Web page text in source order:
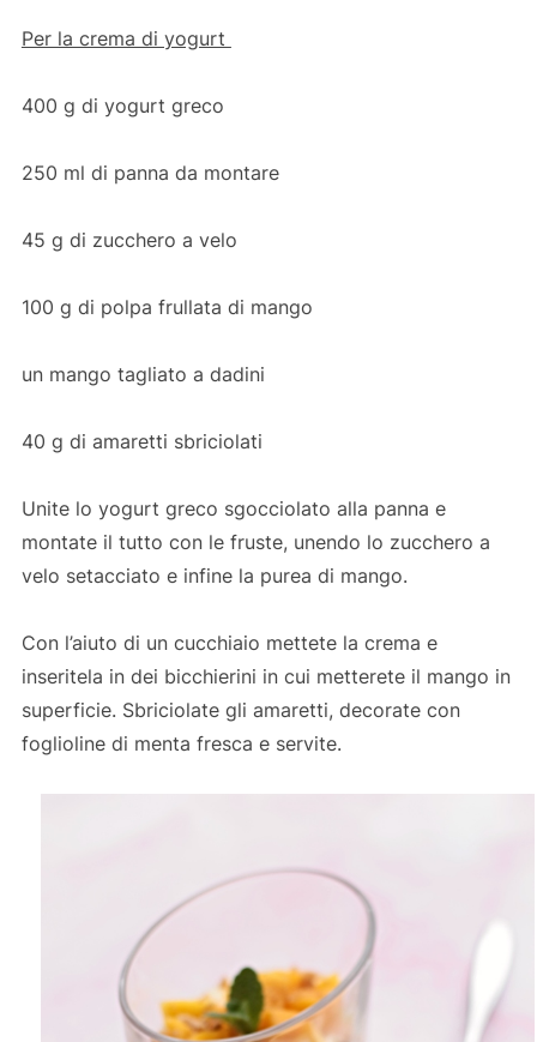
Per la crema di yogurt
400 g di yogurt greco
250 ml di panna da montare
45 g di zucchero a velo
100 g di polpa frullata di mango
un mango tagliato a dadini
40 g di amaretti sbriciolati
Unite lo yogurt greco sgocciolato alla panna e
montate il tutto con le fruste, unendo lo zucchero a
velo setacciato e infine la purea di mango.
Con l’aiuto di un cucchiaio mettete la crema e
inseritela in dei bicchierini in cui metterete il mango in
superficie. Sbriciolate gli amaretti, decorate con
foglioline di menta fresca e servite.